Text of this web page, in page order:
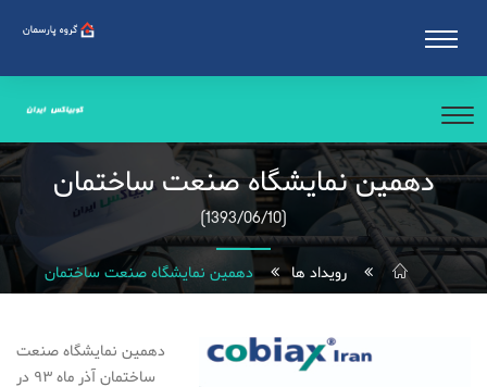
دهمین نمایشگاه صنعت ساختمان
(1393/06/10)
رویداد ها دهمین نمایشگاه صنعت ساختمان
دهمین نمایشگاه صنعت
ساختمان آذر ماه ۹۳ در